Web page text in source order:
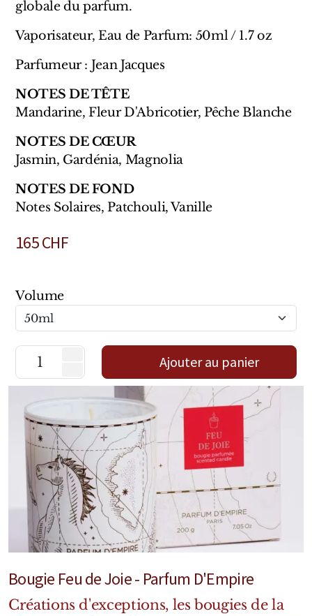
globale du parfum.
Vaporisateur, Eau de Parfum: 50ml / 1.7 oz
Parfumeur : Jean Jacques
NOTES DE TÊTE
Mandarine, Fleur D'Abricotier, Pêche Blanche
NOTES DE CŒUR
Jasmin, Gardénia, Magnolia
NOTES DE FOND
Notes Solaires, Patchouli, Vanille
165CHF
Volume
Ajouter au panier
Bougie Feu de Joie - Parfum D'Empire
Créations d'exceptions, les bougies de la
Mixte
Bougies
Diffuseurs
Cosmétiques